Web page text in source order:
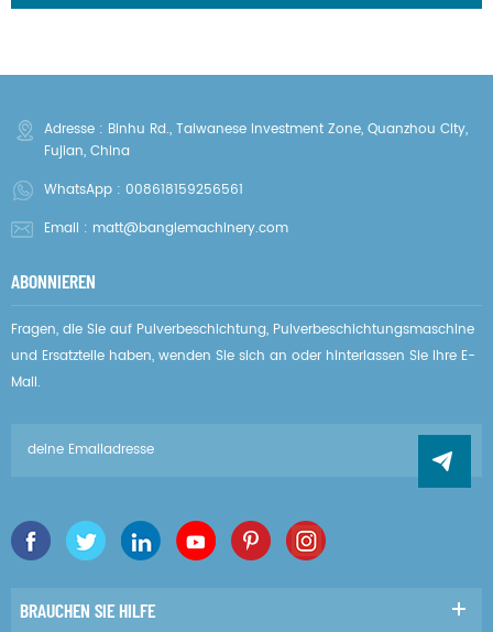
Adresse : Binhu Rd., Taiwanese Investment Zone, Quanzhou City,
Fujian, China
WhatsApp : 008618159256561
Email : matt@banglemachinery.com
ABONNIEREN
Fragen, die Sie auf Pulverbeschichtung, Pulverbeschichtungsmaschine
und Ersatzteile haben, wenden Sie sich an oder hinterlassen Sie Ihre E-
Mail.
BRAUCHEN SIE HILFE